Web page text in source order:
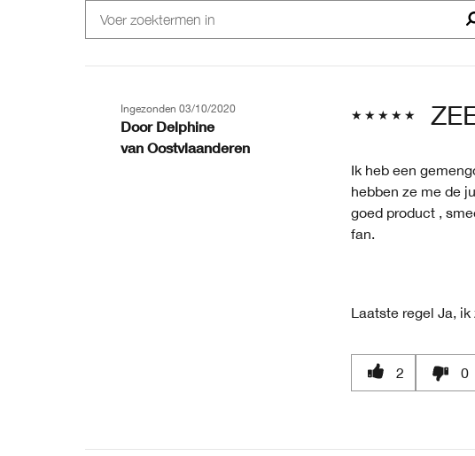
CONCERN
Ingezonden 03/10/2020
Door Delphine
van Oostvlaanderen
Ik heb een
hebben ze me de
goed product ,
fan.
Laatste regel Ja, ik
2 0